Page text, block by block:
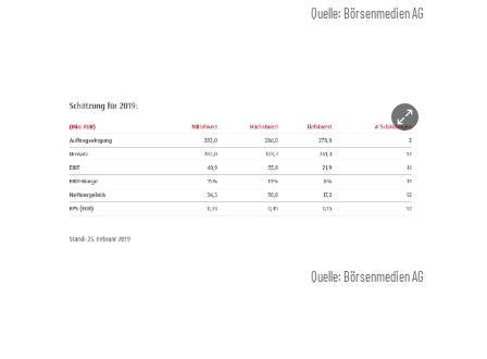
Quelle: Börsenmedien AG
Quelle: Börsenmedien AG